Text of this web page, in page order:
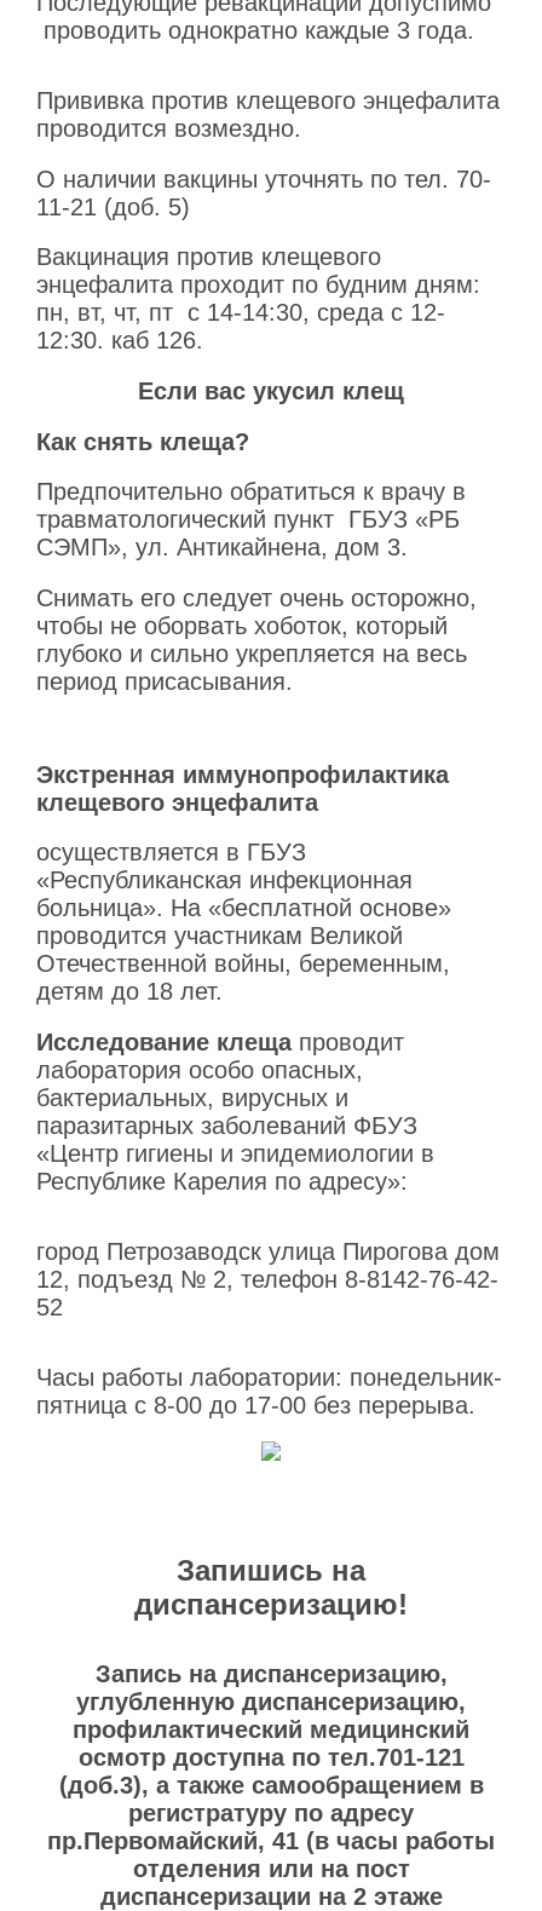
проводить однократно каждые 3 года.
Прививка против клещевого энцефалита
проводится возмездно.
О наличии вакцины уточнять по тел. 70-
11-21 (доб. 5)
Вакцинация против клещевого
энцефалита проходит по будним дням:
пн, вт, чт, пт с 14-14:30, среда с 12-
12:30. каб 126.
Если вас укусил клещ
Как снять клеща?
Предпочительно обратиться к врачу в
травматологический пункт ГБУЗ «РБ
СЭМП», ул. Антикайнена, дом 3.
Снимать его следует очень осторожно,
чтобы не оборвать хоботок, который
глубоко и сильно укрепляется на весь
период присасывания.
Экстренная иммунопрофилактика
клещевого энцефалита
осуществляется в ГБУЗ
«Республиканская инфекционная
больница». На «бесплатной основе»
проводится участникам Великой
Отечественной войны, беременным,
детям до 18 лет.
Исследование клеща проводит
лаборатория особо опасных,
бактериальных, вирусных и
паразитарных заболеваний ФБУЗ
«Центр гигиены и эпидемиологии в
Республике Карелия по адресу»:
город Петрозаводск улица Пирогова дом
12, подъезд № 2, телефон 8-8142-76-42-
52
Часы работы лаборатории: понедельник-
пятница с 8-00 до 17-00 без перерыва.
Запишись на
диспансеризацию!
Запись на диспансеризацию,
углубленную диспансеризацию,
профилактический медицинский
осмотр доступна по тел.701-121
(доб.3), а также самообращением в
регистратуру по адресу
пр.Первомайский, 41 (в часы работы
отделения или на пост
диспансеризации на 2 этаже